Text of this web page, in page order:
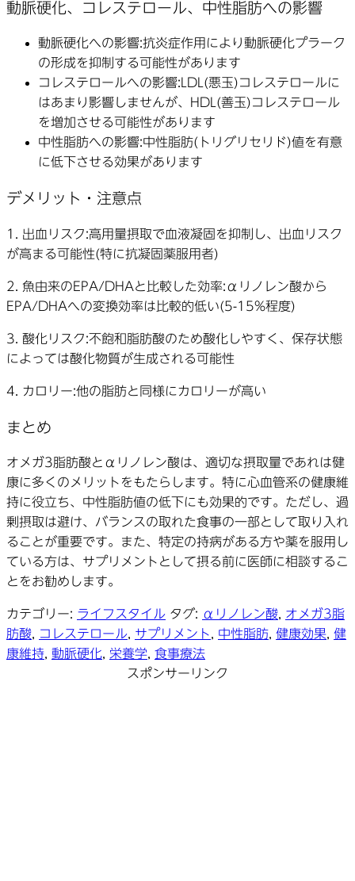
動脈硬化、コレステロール、中性脂肪への影響
動脈硬化への影響:抗炎症作用により動脈硬化プラーク
の形成を抑制する可能性があります
コレステロールへの影響:LDL(悪玉)コレステロールに
はあまり影響しませんが、HDL(善玉)コレステロール
を増加させる可能性があります
中性脂肪への影響:中性脂肪(トリグリセリド)値を有意
に低下させる効果があります
デメリット・注意点
1. 出血リスク:高用量摂取で血液凝固を抑制し、出血リスク
が高まる可能性(特に抗凝固薬服用者)
2. 魚由来のEPA/DHAと比較した効率:αリノレン酸から
EPA/DHAへの変換効率は比較的低い(5-15%程度)
3. 酸化リスク:不飽和脂肪酸のため酸化しやすく、保存状態
によっては酸化物質が生成される可能性
4. カロリー:他の脂肪と同様にカロリーが高い
まとめ
オメガ3脂肪酸とαリノレン酸は、適切な摂取量であれば健
康に多くのメリットをもたらします。特に心血管系の健康維
持に役立ち、中性脂肪値の低下にも効果的です。ただし、過
剰摂取は避け、バランスの取れた食事の一部として取り入れ
ることが重要です。また、特定の持病がある方や薬を服用し
ている方は、サプリメントとして摂る前に医師に相談するこ
とをお勧めします。
カテゴリー: ライフスタイル タグ: αリノレン酸, オメガ3脂
肪酸, コレステロール, サプリメント, 中性脂肪, 健康効果, 健
康維持, 動脈硬化, 栄養学, 食事療法
スポンサーリンク